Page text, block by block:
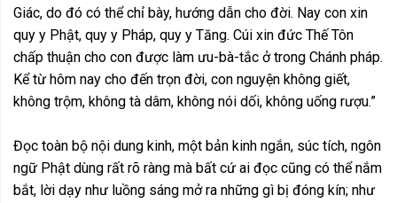
Giác, do đó có thể chỉ bày, hướng dẫn cho đời. Nay con xin
quy y Phật, quy y Pháp, quy y Tăng. Cúi xin đức Thế Tôn
chấp thuận cho con được làm ưu-bà-tắc ở trong Chánh pháp.
Kể từ hôm nay cho đến trọn đời, con nguyện không giết,
không trộm, không tà dâm, không nói dối, không uống rượu.”
Đọc toàn bộ nội dung kinh, một bản kinh ngắn, súc tích, ngôn
ngữ Phật dùng rất rõ ràng mà bất cứ ai đọc cũng có thể nắm
bắt, lời dạy như luồng sáng mở ra những gì bị đóng kín; như